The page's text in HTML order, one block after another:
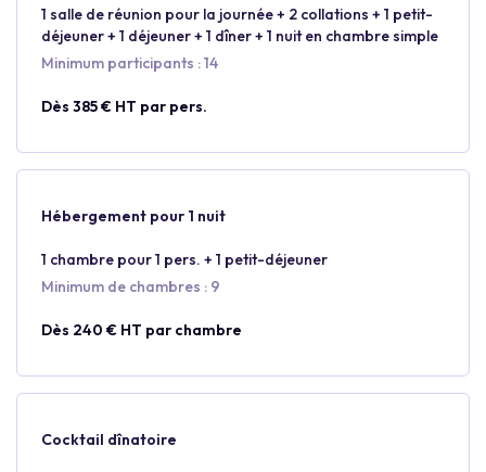
1 salle de réunion pour la journée + 2 collations + 1 petit-
déjeuner + 1 déjeuner + 1 dîner + 1 nuit en chambre simple
Minimum participants : 14
Dès 385 € HT par pers.
Hébergement pour 1 nuit
1 chambre pour 1 pers. + 1 petit-déjeuner
Minimum de chambres : 9
Dès 240 € HT par chambre
Cocktail dînatoire